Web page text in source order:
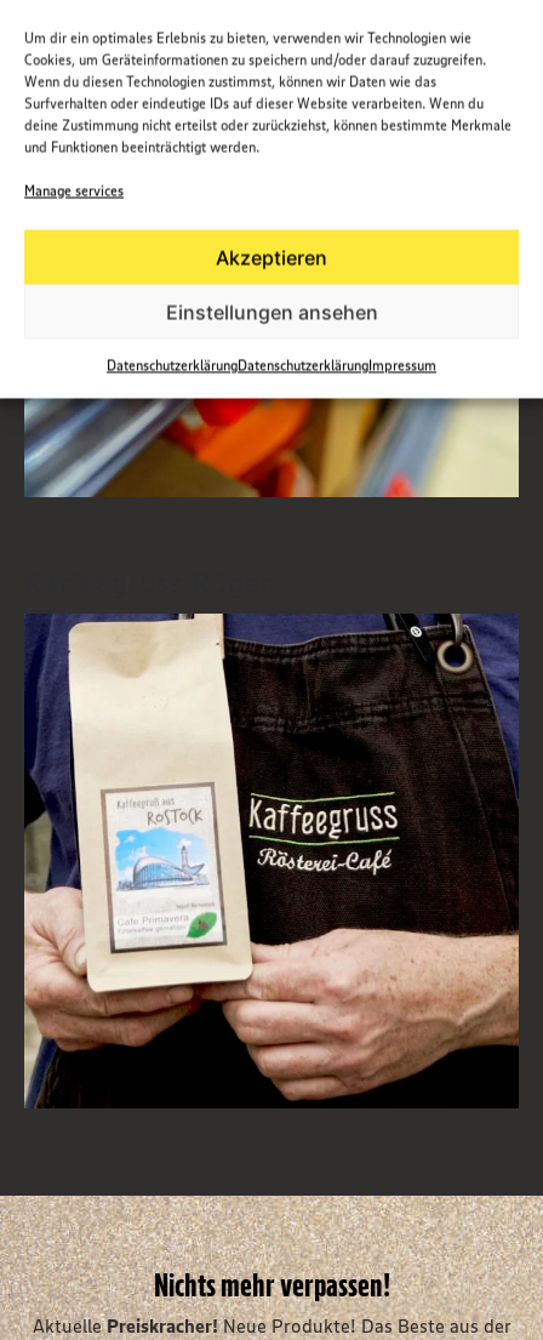
Um dir ein optimales Erlebnis zu bieten, verwenden wir Technologien wie
Cookies, um Geräteinformationen zu speichern und/oder darauf zuzugreifen.
Wenn du diesen Technologien zustimmst, können wir Daten wie das
Surfverhalten oder eindeutige IDs auf dieser Website verarbeiten. Wenn du
deine Zustimmung nicht erteilst oder zurückziehst, können bestimmte Merkmale
und Funktionen beeinträchtigt werden.
Manage services
Akzeptieren
Einstellungen ansehen
DatenschutzerklärungDatenschutzerklärungImpressum
Nichts mehr verpassen!
AktuellePreiskracher!Neue Produkte! Das Beste aus der